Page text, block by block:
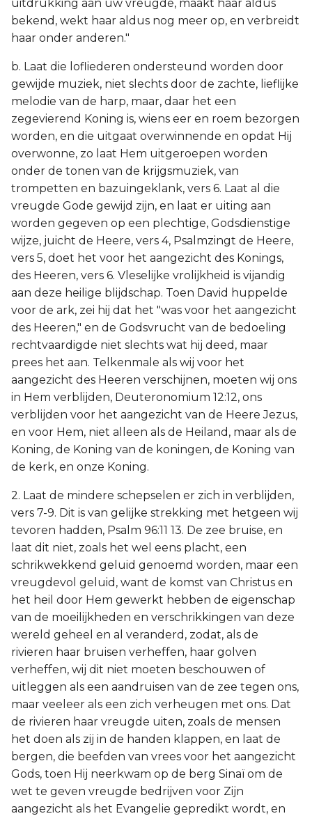
uitdrukking aan uw vreugde, maakt haar aldus
bekend, wekt haar aldus nog meer op, en verbreidt
haar onder anderen."
b. Laat die lofliederen ondersteund worden door
gewijde muziek, niet slechts door de zachte, lieflijke
melodie van de harp, maar, daar het een
zegevierend Koning is, wiens eer en roem bezorgen
worden, en die uitgaat overwinnende en opdat Hij
overwonne, zo laat Hem uitgeroepen worden
onder de tonen van de krijgsmuziek, van
trompetten en bazuingeklank, vers 6. Laat al die
vreugde Gode gewijd zijn, en laat er uiting aan
worden gegeven op een plechtige, Godsdienstige
wijze, juicht de Heere, vers 4, Psalmzingt de Heere,
vers 5, doet het voor het aangezicht des Konings,
des Heeren, vers 6. Vleselijke vrolijkheid is vijandig
aan deze heilige blijdschap. Toen David huppelde
voor de ark, zei hij dat het "was voor het aangezicht
des Heeren," en de Godsvrucht van de bedoeling
rechtvaardigde niet slechts wat hij deed, maar
prees het aan. Telkenmale als wij voor het
aangezicht des Heeren verschijnen, moeten wij ons
in Hem verblijden, Deuteronomium 12:12, ons
verblijden voor het aangezicht van de Heere Jezus,
en voor Hem, niet alleen als de Heiland, maar als de
Koning, de Koning van de koningen, de Koning van
de kerk, en onze Koning.
2. Laat de mindere schepselen er zich in verblijden,
vers 7-9. Dit is van gelijke strekking met hetgeen wij
tevoren hadden, Psalm 96:11 13. De zee bruise, en
laat dit niet, zoals het wel eens placht, een
schrikwekkend geluid genoemd worden, maar een
vreugdevol geluid, want de komst van Christus en
het heil door Hem gewerkt hebben de eigenschap
van de moeilijkheden en verschrikkingen van deze
wereld geheel en al veranderd, zodat, als de
rivieren haar bruisen verheffen, haar golven
verheffen, wij dit niet moeten beschouwen of
uitleggen als een aandruisen van de zee tegen ons,
maar veeleer als een zich verheugen met ons. Dat
de rivieren haar vreugde uiten, zoals de mensen
het doen als zij in de handen klappen, en laat de
bergen, die beefden van vrees voor het aangezicht
Gods, toen Hij neerkwam op de berg Sinaï om de
wet te geven vreugde bedrijven voor Zijn
aangezicht als het Evangelie gepredikt wordt, en